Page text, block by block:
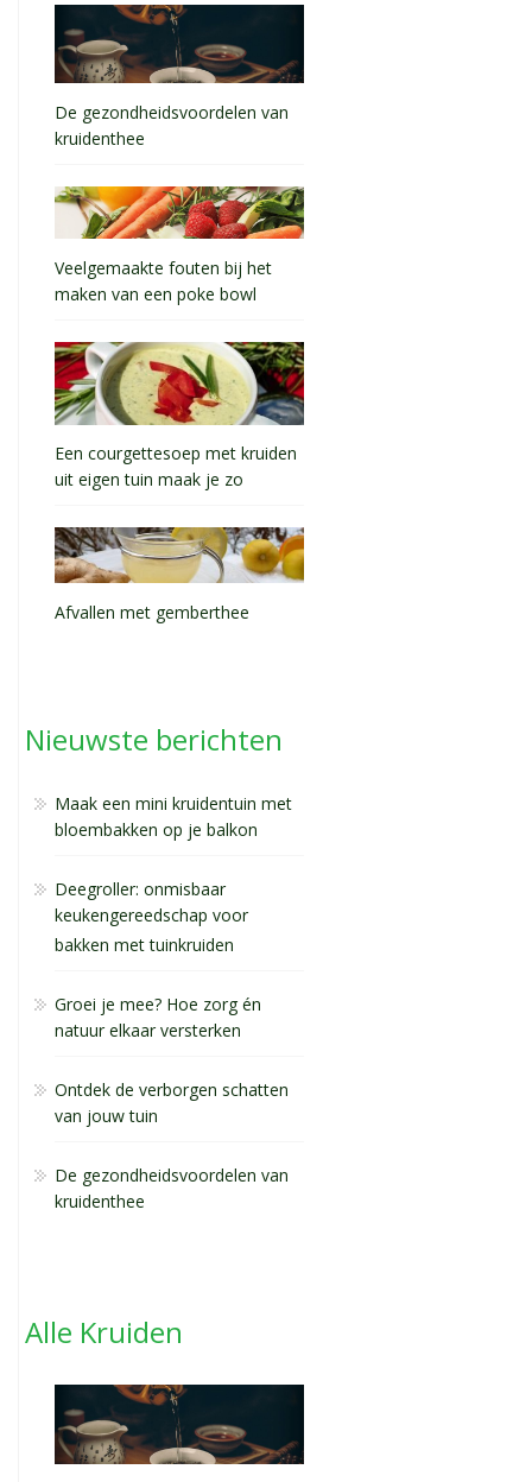
De gezondheidsvoordelen van
kruidenthee
Veelgemaakte fouten bij het
maken van een poke bowl
Een courgettesoep met kruiden
uit eigen tuin maak je zo
Afvallen met gemberthee
Nieuwste berichten
Maak een mini kruidentuin met
bloembakken op je balkon
Deegroller: onmisbaar
keukengereedschap voor
bakken met tuinkruiden
Groei je mee? Hoe zorg én
natuur elkaar versterken
Ontdek de verborgen schatten
van jouw tuin
De gezondheidsvoordelen van
kruidenthee
Alle Kruiden